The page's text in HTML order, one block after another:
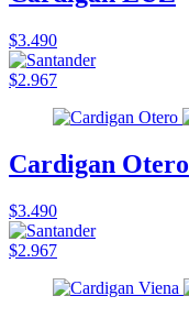
$3.490
$2.967
Cardigan Otero
$3.490
$2.967